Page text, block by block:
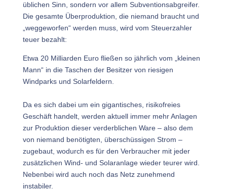
üblichen Sinn, sondern vor allem Subventionsabgreifer.
Die gesamte Überproduktion, die niemand braucht und
„weggeworfen“ werden muss, wird vom Steuerzahler
teuer bezahlt:
Etwa 20 Milliarden Euro fließen so jährlich vom „kleinen
Mann“ in die Taschen der Besitzer von riesigen
Windparks und Solarfeldern.
Da es sich dabei um ein gigantisches, risikofreies
Geschäft handelt, werden aktuell immer mehr Anlagen
zur Produktion dieser verderblichen Ware – also dem
von niemand benötigten, überschüssigen Strom –
zugebaut, wodurch es für den Verbraucher mit jeder
zusätzlichen Wind- und Solaranlage wieder teurer wird.
Nebenbei wird auch noch das Netz zunehmend
instabiler.